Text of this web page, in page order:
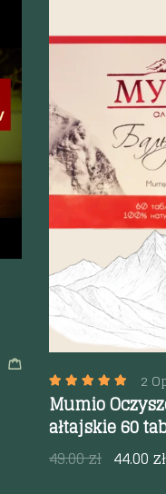
Szybki podgląd
2
Mumio
ałtajskie 60
49.00zł 44.00 zł